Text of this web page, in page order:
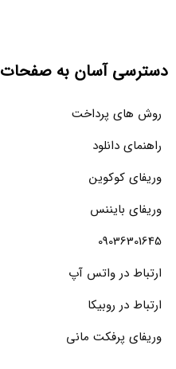
دسترسی آسان به صفحات
روش های پرداخت
راهنمای دانلود
وریفای کوکوین
وریفای بایننس
09036301645
ارتباط در واتس آپ
ارتباط در روبیکا
وریفای پرفکت مانی